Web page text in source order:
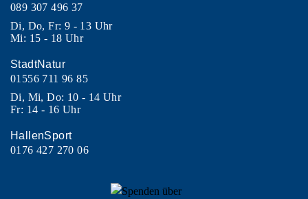
089 307 496 37
Di, Do, Fr: 9 - 13 Uhr
Mi: 15 - 18 Uhr
StadtNatur
01556 711 96 85
Di, Mi, Do: 10 - 14 Uhr
Fr: 14 - 16 Uhr
HallenSport
0176 427 270 06